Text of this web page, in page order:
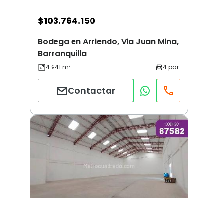
$103.764.150
Bodega en Arriendo, Via Juan Mina,
Barranquilla
Contactar